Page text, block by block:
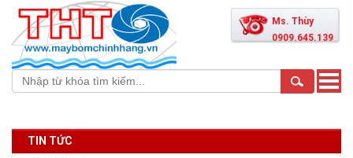
Ms. Thùy
0909.645.139
Toggle
TIN TỨC